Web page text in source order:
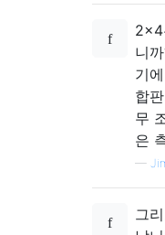
2x4
니
기
합
무
은
—
그